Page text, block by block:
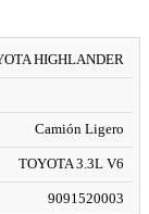
HIGHLANDER
Camión Ligero
TOYOTA 3.3L V6
9091520003